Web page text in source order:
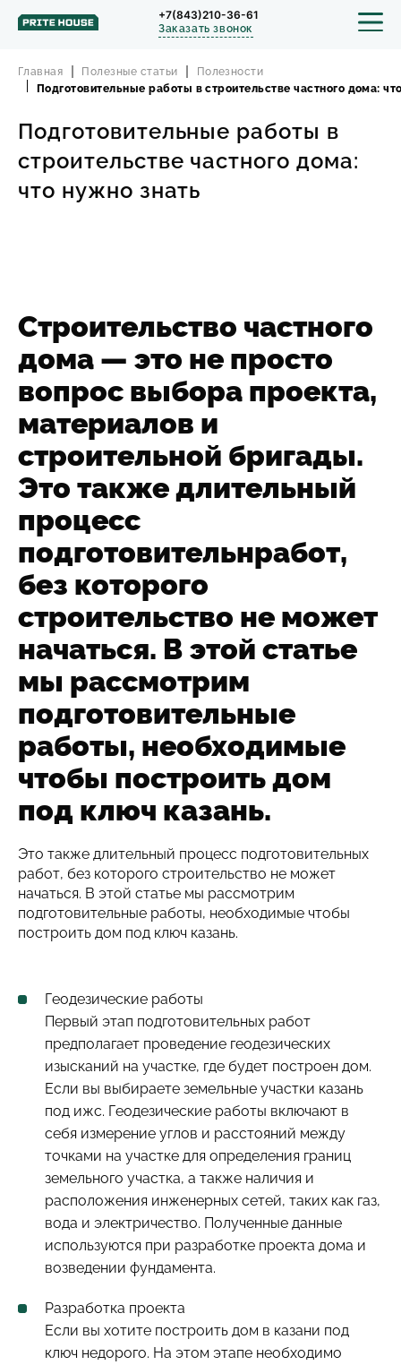
+7(843)210-36-61
Заказать звонок
СТРОИТЕЛЬСТВО
ПРОЕКТЫ
О КОМПАНИИ
ОТЗЫВЫ
ИНФОРМАЦИЯ
КОНТАКТЫ
Написать в Телеграмм
Заказать звонок
+7(843)210-36-61
Главная Полезные статьи
Полезности
Подготовительные работы в строительстве частного дома:
Подготовительные работы в
строительстве частного дома:
что нужно знать
Строительство частного
дома — это не просто
вопрос выбора проекта,
материалов и
строительной бригады.
Это также длительный
процесс
подготовительнработ,
без которого
строительство не может
начаться. В этой статье
мы рассмотрим
подготовительные
работы, необходимые
чтобы построить дом
под ключ казань.
Это также длительный процесс подготовительных
работ, без которого строительство не может
начаться. В этой статье мы рассмотрим
подготовительные работы, необходимые чтобы
построить дом под ключ казань.
Геодезические работы
Первый этап подготовительных работ
предполагает проведение геодезических
изысканий на участке, где будет построен дом.
Если вы выбираете земельные участки казань
под ижс. Геодезические работы включают в
себя измерение углов и расстояний между
точками на участке для определения границ
земельного участка, а также наличия и
расположения инженерных сетей, таких как газ,
вода и электричество. Полученные данные
используются при разработке проекта дома и
возведении фундамента.
Разработка проекта
Если вы хотите построить дом в казани под
ключ недорого. На этом этапе необходимо